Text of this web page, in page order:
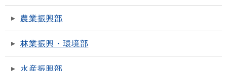
農業振興部
林業振興・環境部
水産振興部